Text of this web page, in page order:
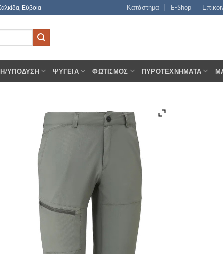
Εύβοια Κατάστημα E-Shop
ΥΠΌΔΥΣΗ ΨΥΓΕΊΑ ΦΩΤΙΣΜΌΣ ΠΥΡΟΤΕΧΝΉΜΑΤΑ